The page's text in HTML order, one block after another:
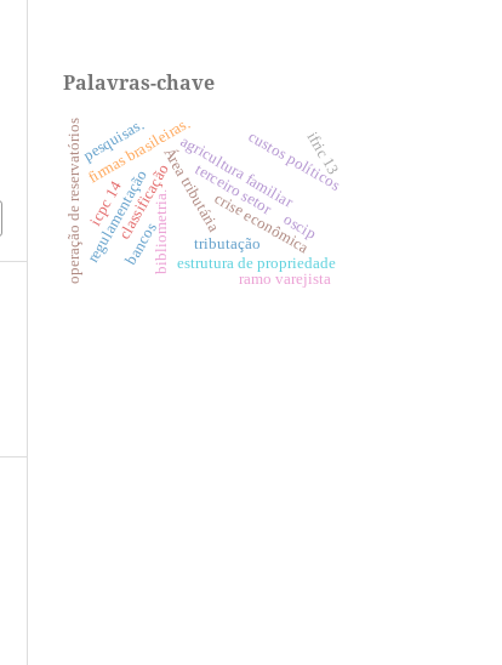
Palavras-chave
classificaçãoÁrea tributária
tributação
estrutura de propriedade
firmas brasileiras.agricultura familiar
bibliometria.
bancos crise econômica
regulamentação
pesquisas.
terceiro setor
oscip
ramo varejista
custos políticos
ifric 13
operação de reservatórios icpc 14